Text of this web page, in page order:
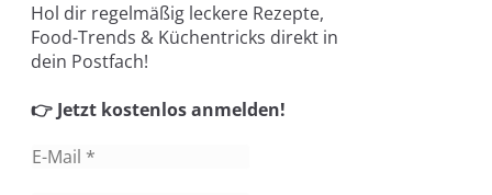
Hol dir regelmäßig leckere Rezepte,
Food-Trends & Küchentricks direkt in
dein Postfach!
👉 Jetzt kostenlos anmelden!